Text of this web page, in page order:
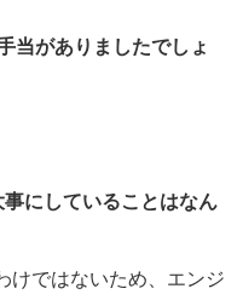
当がありましたでしょ
にしていることはなん
けではないため、エンジ